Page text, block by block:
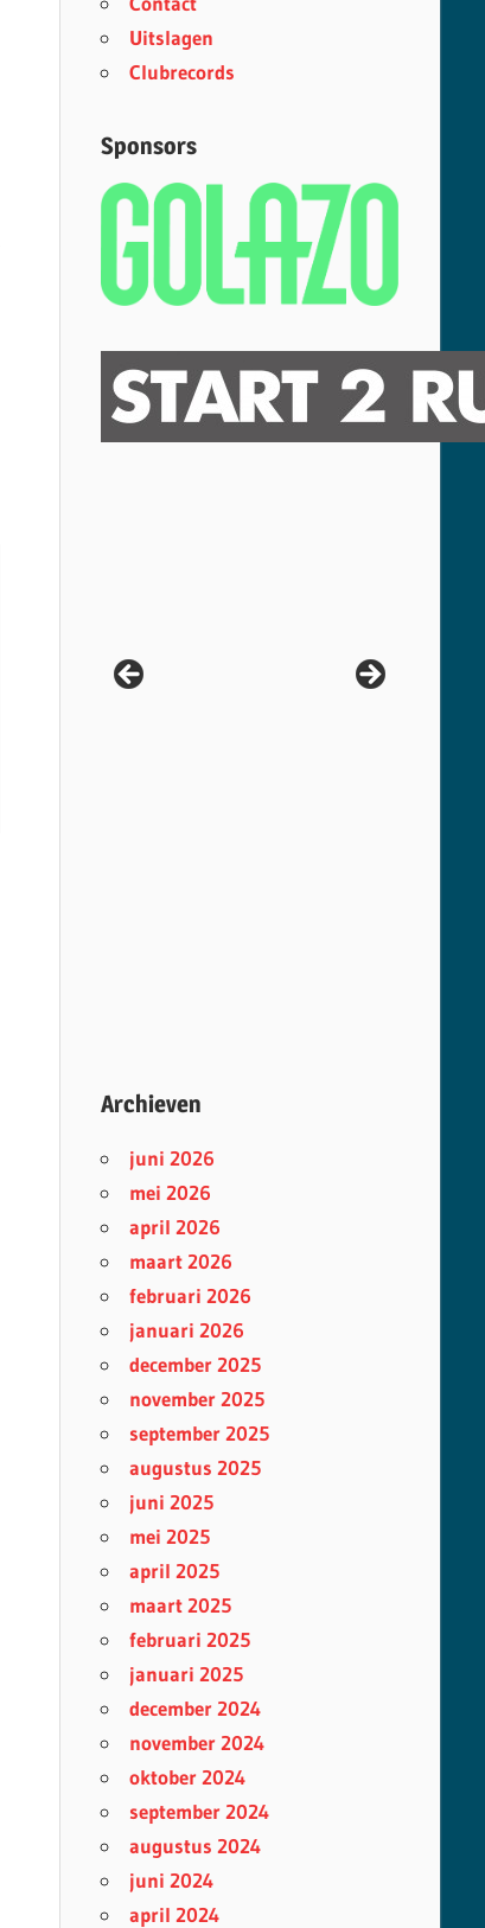
Uitslagen
Clubrecords
Sponsors
Archieven
juni 2026
mei 2026
april 2026
maart 2026
februari 2026
januari 2026
december 2025
november 2025
september 2025
augustus 2025
juni 2025
mei 2025
april 2025
maart 2025
februari 2025
januari 2025
december 2024
november 2024
oktober 2024
september 2024
augustus 2024
juni 2024
april 2024